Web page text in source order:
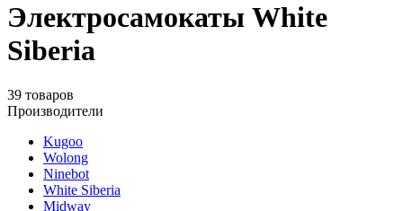
Электросамокаты White
Siberia
39 товаров
Производители
Kugoo
Wolong
Ninebot
White Siberia
Midway